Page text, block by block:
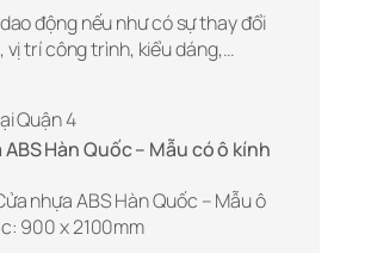
động nếu như có sự thay đổi
trí công trình, kiểu dáng,…
Quận 4
Hàn Quốc – Mẫu có ô kính
nhựa ABS Hàn Quốc – Mẫu ô
900 x 2100mm